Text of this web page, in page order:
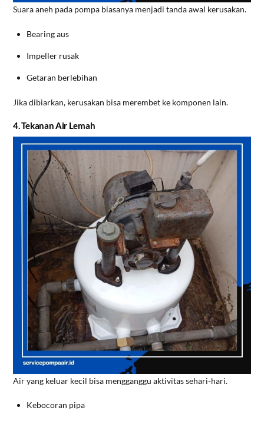
Suara aneh pada pompa biasanya menjadi tanda awal kerusakan.
Bearing aus
Impeller rusak
Getaran berlebihan
Jika dibiarkan, kerusakan bisa merembet ke komponen lain.
4. Tekanan Air Lemah
Air yang keluar kecil bisa mengganggu aktivitas sehari-hari.
Kebocoran pipa